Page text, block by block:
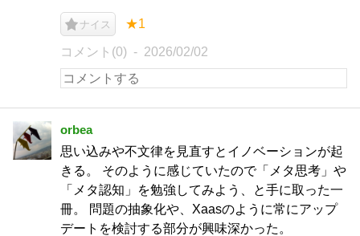
ナイス ★1
コメント(0) 2026/02/02
orbea
思い込みや不文律を見直すとイノベーションが起
きる。 そのように感じていたので「メタ思考」や
「メタ認知」を勉強してみよう、と手に取った一
冊。 問題の抽象化や、Xaasのように常にアップ
デートを検討する部分が興味深かった。